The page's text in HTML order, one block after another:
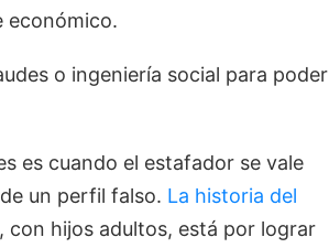
económico.
o ingeniería social para poder
es cuando el estafador se vale
un perfil falso. La historia del
con hijos adultos, está por lograr